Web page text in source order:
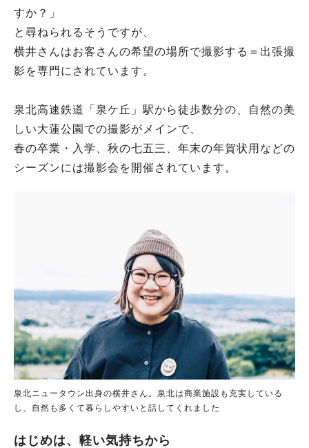
すか？」
と尋ねられるそうですが、
横井さんはお客さんの希望の場所で撮影する＝出張撮
影を専門にされています。
泉北高速鉄道「泉ケ丘」駅から徒歩数分の、自然の美
しい大蓮公園での撮影がメインで、
春の卒業・入学、秋の七五三、年末の年賀状用などの
シーズンには撮影会を開催されています。
泉北ニュータウン出身の横井さん。泉北は商業施設も充実している
し、自然も多くて暮らしやすいと話してくれました
はじめは、軽い気持ちから